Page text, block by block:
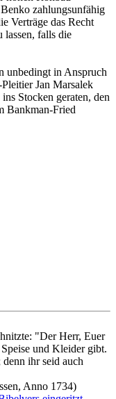
zahlungsunfähig
Verträge das Recht
lassen, falls die
unbedingt in Anspruch
Jan Marsalek
Stocken geraten, den
Bankman-Fried
"Der Herr, Euer
und Kleider gibt.
ihr seid auch
Anno 1734)